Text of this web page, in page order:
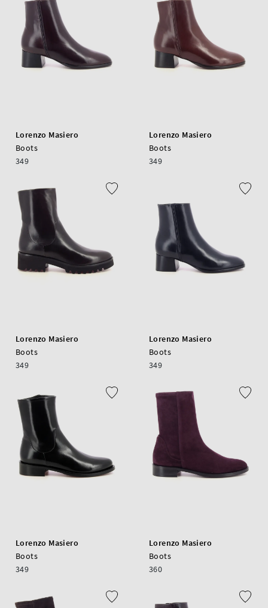
Lorenzo Masiero
Boots
349
Lorenzo Masiero
Boots
349
Lorenzo Masiero
Boots
349
Lorenzo Masiero
Boots
349
Lorenzo Masiero
Boots
349
Lorenzo Masiero
Boots
360